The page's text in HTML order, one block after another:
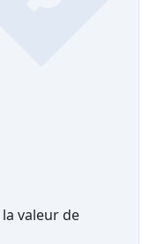
valeur de